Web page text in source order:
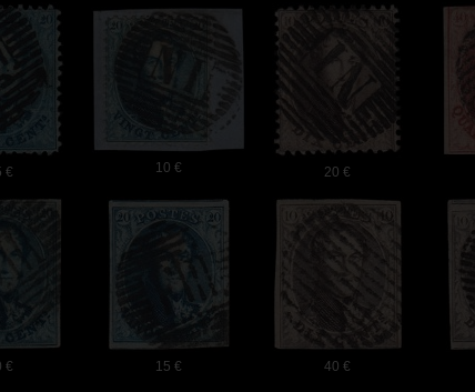
€ 10 € 20 €
€ 15 € 40 €